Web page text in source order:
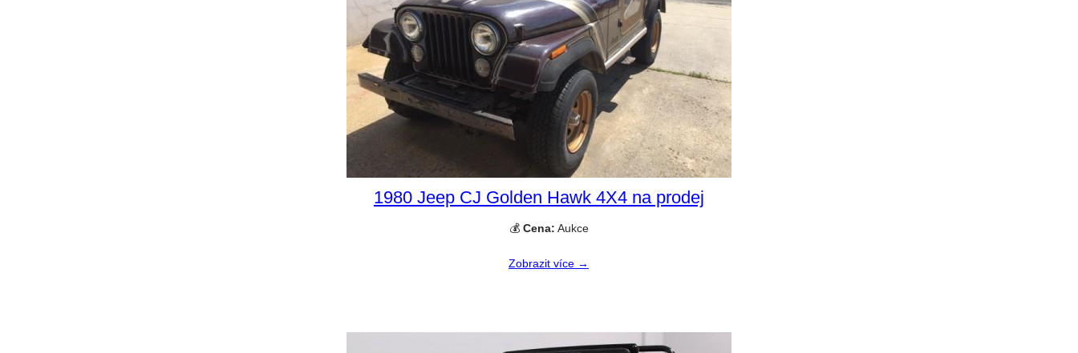
1980 Jeep CJ Golden Hawk 4X4 na prodej
💰 Cena: Aukce
Zobrazit více →